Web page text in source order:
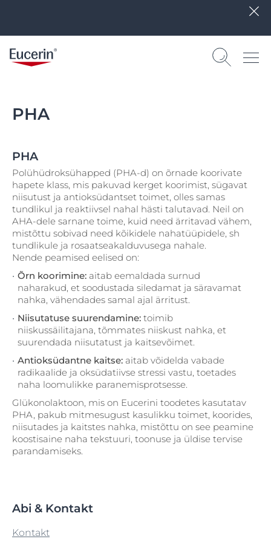
PHA
PHA
Polühüdroksühapped (PHA-d) on õrnade koorivate
hapete klass, mis pakuvad kerget koorimist, sügavat
niisutust ja antioksüdantset toimet, olles samas
tundlikul ja reaktiivsel nahal hästi talutavad. Neil on
AHA-dele sarnane toime, kuid need ärritavad vähem,
mistõttu sobivad need kõikidele nahatüüpidele, sh
tundlikule ja rosaatseakalduvusega nahale.
Nende peamised eelised on:
Õrn koorimine: aitab eemaldada surnud
naharakud, et soodustada siledamat ja säravamat
nahka, vähendades samal ajal ärritust.
Niisutatuse suurendamine: toimib
niiskussäilitajana, tõmmates niiskust nahka, et
suurendada niisutatust ja kaitsevõimet.
Antioksüdantne kaitse: aitab võidelda vabade
radikaalide ja oksüdatiivse stressi vastu, toetades
naha loomulikke paranemisprotsesse.
Glükonolaktoon, mis on Eucerini toodetes kasutatav
PHA, pakub mitmesugust kasulikku toimet, koorides,
niisutades ja kaitstes nahka, mistõttu on see peamine
koostisaine naha tekstuuri, toonuse ja üldise tervise
parandamiseks.
Abi & Kontakt
Kontakt